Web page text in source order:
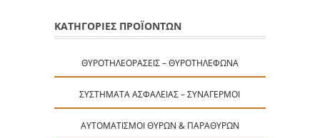
ΚΑΤΗΓΟΡΙΕΣ ΠΡΟΪΟΝΤΩΝ
ΘΥΡΟΤΗΛΕΟΡΆΣΕΙΣ – ΘΥΡΟΤΗΛΈΦΩΝΑ
ΣΥΣΤΉΜΑΤΑ ΑΣΦΑΛΕΊΑΣ – ΣΥΝΑΓΕΡΜΟΊ
ΑΥΤΟΜΑΤΙΣΜΟΊ ΘΥΡΏΝ & ΠΑΡΑΘΎΡΩΝ